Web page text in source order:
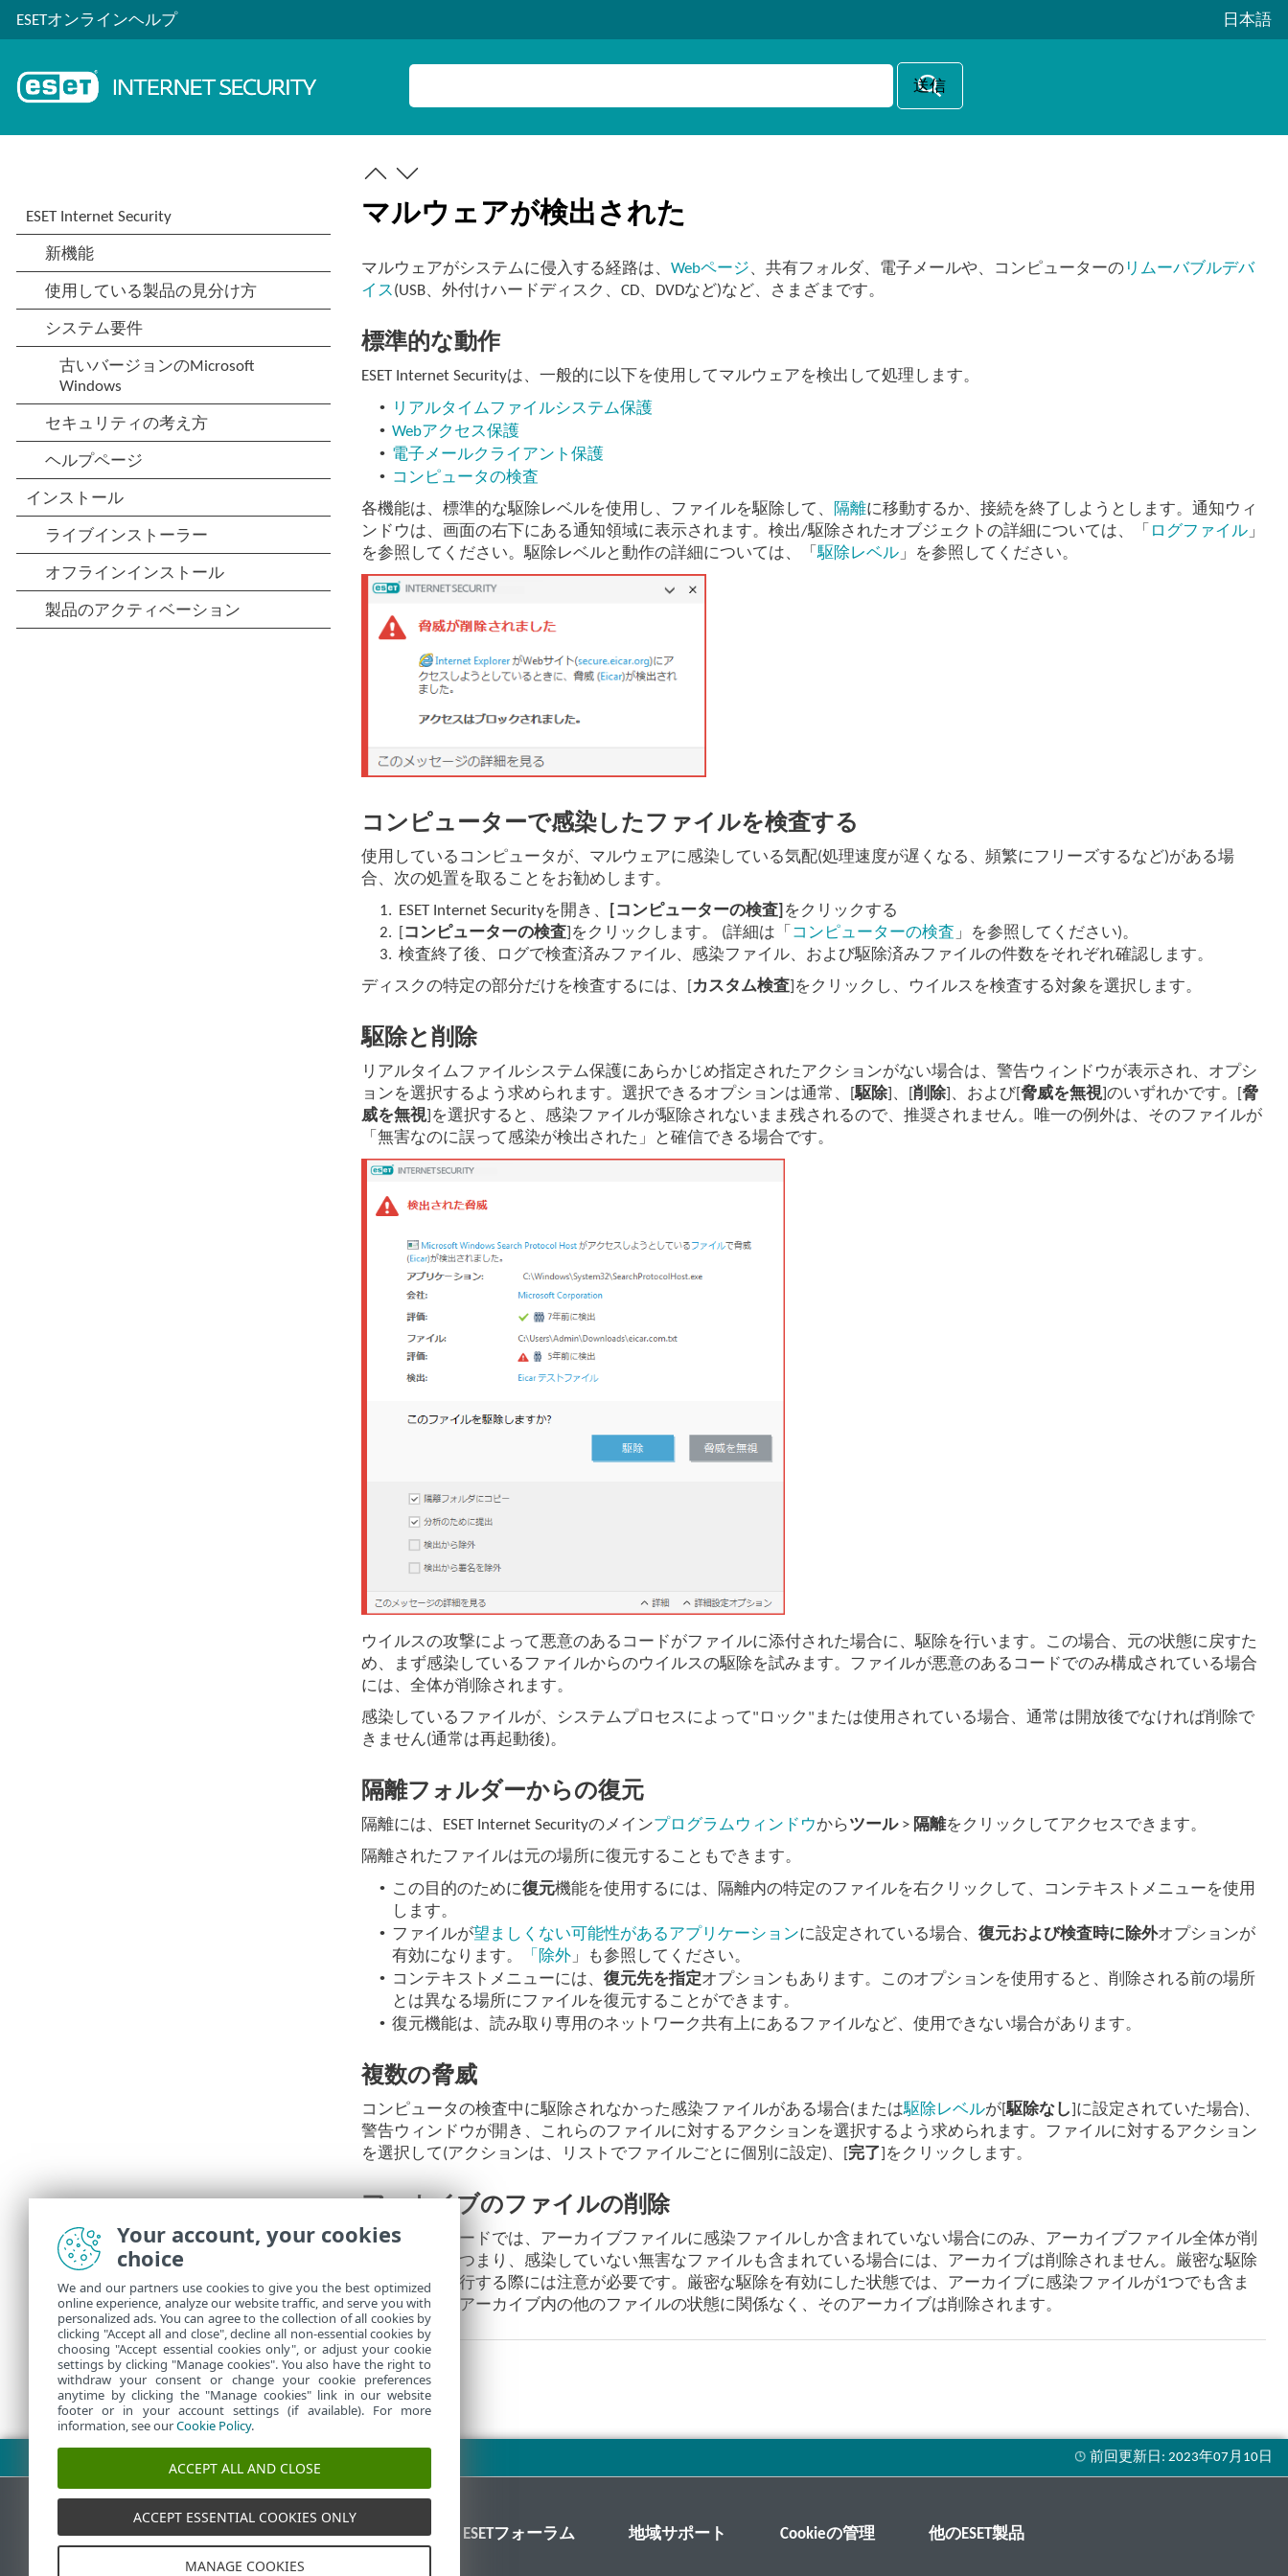
ESETオンラインヘルプ 日本語
マルウェアが検出された
マルウェアがシステムに侵入する経路は、Webページ、共有フォルダ、電子メールや、コンピューターの リムーバブルデバ
イス(USB、外付けハードディスク、CD、DVDなど)など、さまざまです。
標準的な動作
ESET Internet Securityは、一般的に以下を使用してマルウェアを検出して処理します。
• リアルタイムファイルシステム保護
• Webアクセス保護
• 電子メールクライアント保護
• コンピュータの検査
各機能は、標準的な駆除レベルを使用し、ファイルを駆除して、
隔離に移動するか、接続を終了しようとします。通知ウィ
ンドウは、画面の右下にある通知領域に表示されます。検出/駆除されたオブジェクトの詳細については、「 ログファイル 」
を参照してください。駆除レベルと動作の詳細については、「駆除レベル 」を参照してください。
コンピューターで感染したファイルを検査する
使用しているコンピュータが、マルウェアに感染している気配(処理速度が遅くなる、頻繁にフリーズするなど)がある場
合、次の処置を取ることをお勧めします。
1. ESET Internet Securityを開き、 [コンピューターの検査] をクリックする
2.
[コンピューターの検査 ]をクリックします。 (詳細は「 コンピューターの検査 」を参照してください)。
3. 検査終了後、ログで検査済みファイル、感染ファイル、および駆除済みファイルの件数をそれぞれ確認します。
ディスクの特定の部分だけを検査するには、[カスタム検査 ]をクリックし、ウイルスを検査する対象を選択します。
駆除と削除
リアルタイムファイルシステム保護にあらかじめ指定されたアクションがない場合は、警告ウィンドウが表示され、オプシ
ョンを選択するよう求められます。選択できるオプションは通常、[駆除 ]、[削除 ]、および[脅威を無視]のいずれかです。[脅
威を無視]を選択すると、感染ファイルが駆除されないまま残されるので、推奨されません。唯一の例外は、そのファイルが
「無害なのに誤って感染が検出された」と確信できる場合です。
ウイルスの攻撃によって悪意のあるコードがファイルに添付された場合に、駆除を行います。この場合、元の状態に戻すた
め、まず感染しているファイルからのウイルスの駆除を試みます。ファイルが悪意のあるコードでのみ構成されている場合
には、全体が削除されます。
感染しているファイルが、システムプロセスによって"ロック"または使用されている場合、通常は開放後でなければ削除で
きません(通常は再起動後)。
隔離フォルダーからの復元
隔離には、ESET Internet Securityのメインプログラムウィンドウからツール> 隔離をクリックしてアクセスできます。
隔離されたファイルは元の場所に復元することもできます。
• この目的のために復元機能を使用するには、隔離内の特定のファイルを右クリックして、コンテキストメニューを使用
します。
• ファイルが望ましくない可能性があるアプリケーションに設定されている場合、復元および検査時に除外オプションが
有効になります。
「除外 」も参照してください。
• コンテキストメニューには、復元先を指定オプションもあります。このオプションを使用すると、削除される前の場所
とは異なる場所にファイルを復元することができます。
• 復元機能は、読み取り専用のネットワーク共有上にあるファイルなど、使用できない場合があります。
複数の脅威
コンピュータの検査中に駆除されなかった感染ファイルがある場合(または駆除レベルが[駆除なし ]に設定されていた場合)、
警告ウィンドウが開き、これらのファイルに対するアクションを選択するよう求められます。ファイルに対するアクション
を選択して(アクションは、リストでファイルごとに個別に設定)、[完了 ]をクリックします。
アーカイブのファイルの削除
既定の駆除モードでは、アーカイブファイルに感染ファイルしか含まれていない場合にのみ、アーカイブファイル全体が削
除されます。つまり、感染していない無害なファイルも含まれている場合には、アーカイブは削除されません。厳密な駆除
スキャンを実行する際には注意が必要です。厳密な駆除を有効にした状態では、アーカイブに感染ファイルが1つでも含ま
れていれば、アーカイブ内の他のファイルの状態に関係なく、そのアーカイブは削除されます。
ESETナレッジベース ESETフォーラム 地域サポート Cookieの管理 他のESET製品
Your account, your cookies
choice
We and our partners use cookies to give you the best optimized
online experience, analyze our website traffic, and serve you with
personalized ads. You can agree to the collection of all cookies by
clicking "Accept all and close", decline all non-essential cookies by
choosing "Accept essential cookies only", or adjust your cookie
settings by clicking "Manage cookies". You also have the right to
withdraw your consent or change your cookie preferences
anytime by clicking the "Manage cookies" link in our website
footer or in your account settings (if available). For more
information, see ourCookie Policy.
ACCEPT ALL AND CLOSE
ACCEPT ESSENTIAL COOKIES ONLY
MANAGE COOKIES